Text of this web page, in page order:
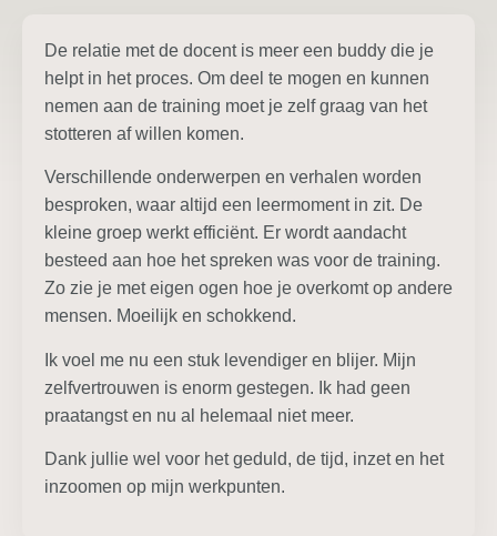
De relatie met de docent is meer een buddy die je
helpt in het proces. Om deel te mogen en kunnen
nemen aan de training moet je zelf graag van het
stotteren af willen komen.
Verschillende onderwerpen en verhalen worden
besproken, waar altijd een leermoment in zit. De
kleine groep werkt efficiënt. Er wordt aandacht
besteed aan hoe het spreken was voor de training.
Zo zie je met eigen ogen hoe je overkomt op andere
mensen. Moeilijk en schokkend.
Ik voel me nu een stuk levendiger en blijer. Mijn
zelfvertrouwen is enorm gestegen. Ik had geen
praatangst en nu al helemaal niet meer.
Dank jullie wel voor het geduld, de tijd, inzet en het
inzoomen op mijn werkpunten.